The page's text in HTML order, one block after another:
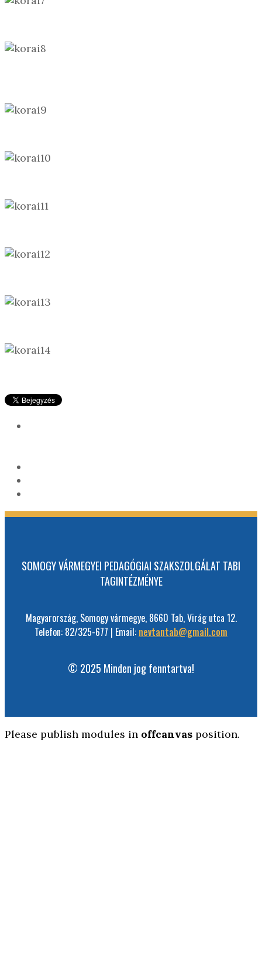
SOMOGY VÁRMEGYEI PEDAGÓGIAI SZAKSZOLGÁLAT TABI
TAGINTÉZMÉNYE
Magyarország, Somogy vármegye, 8660 Tab, Virág utca 12.
Telefon: 82/325-677 | Email: nevtantab@gmail.com
© 2025 Minden jog fenntartva!
Please publish modules in offcanvas position.